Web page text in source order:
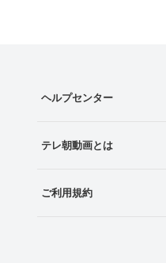
ヘルプセンター
テレ朝動画とは
ご利用規約